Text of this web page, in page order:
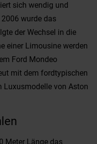
sich wendig und
wurde das
der Wechsel in die
einer Limousine werden
Ford Mondeo
mit dem fordtypischen
Luxusmodelle von Aston
Meter Länge das